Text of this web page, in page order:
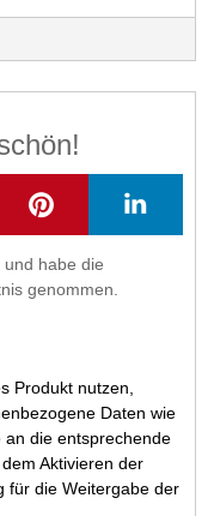
habe die
genommen.
Produkt nutzen,
Daten wie
an die entsprechende
Aktivieren der
für die Weitergabe der